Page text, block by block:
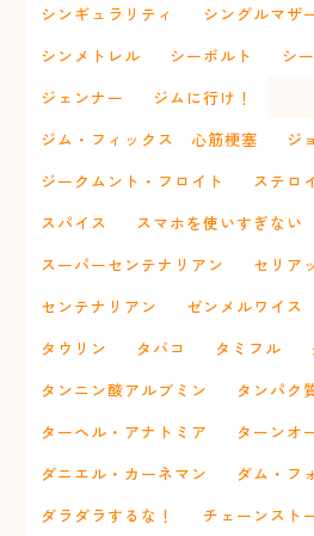
シンギュラリティ
シングルマザ
シンメトレル
シーボルト
シ
ジェンナー
ジムに行け！
ジム・フィックス 心筋梗塞
ジ
ジークムント・フロイト
ステロ
スパイス
スマホを使いすぎない
スーパーセンテナリアン
セリア
センテナリアン
ゼンメルワイス
タウリン
タバコ タミフル
タンニン酸アルブミン
タンパク
ターヘル・アナトミア
ターンオ
ダニエル・カーネマン
ダム・フ
ダラダラするな！
チェーンスト